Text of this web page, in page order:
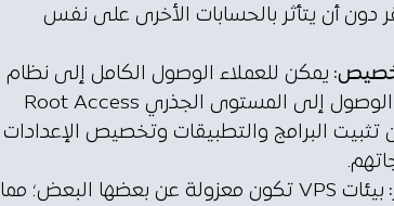
دون أن يتأثر بالحسابات الأخرى على نفس
يمكن للعملاء الوصول الكامل إلى نظام
التشغيل أو الوصول إلى المستوى الجذري Root Access
البرامج والتطبيقات وتخصيص الإعدادات
بيئات VPS تكون معزولة عن بعضها البعض؛ مما